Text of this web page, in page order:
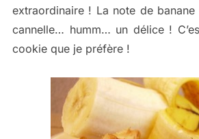
extraordinaire ! La note de
cannelle… humm… un délice !
cookie que je préfère !